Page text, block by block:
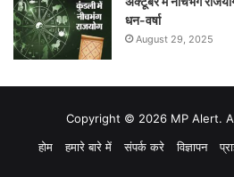
धन-वर्षा
August 29, 2025
Copyright © 2026 MP Alert.
होम
हमारे बारे में संपर्क करे विज्ञापन